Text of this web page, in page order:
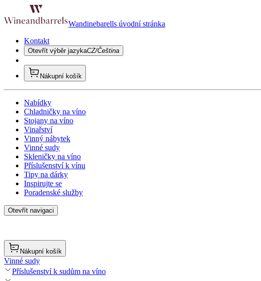
Wandinebarells úvodní stránka
Kontakt
Otevřít výběr jazykaCZ/Čeština
Nákupní košík
Nabídky
Chladničky na víno
Stojany na víno
Vinařství
Vinný nábytek
Vinné sudy
Skleničky na víno
Příslušenství k vínu
Tipy na dárky
Inspirujte se
Poradenské služby
Otevřít navigaci
Nákupní košík
Vinné sudy
Příslušenství k sudům na víno